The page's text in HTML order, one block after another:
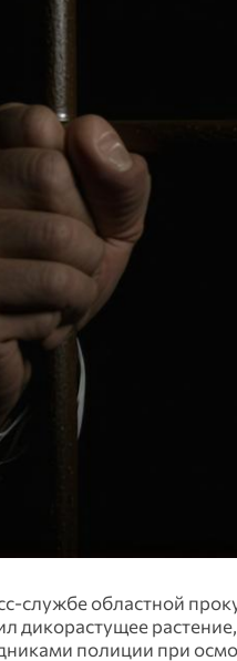
службе областной
дикорастущее
полиции при